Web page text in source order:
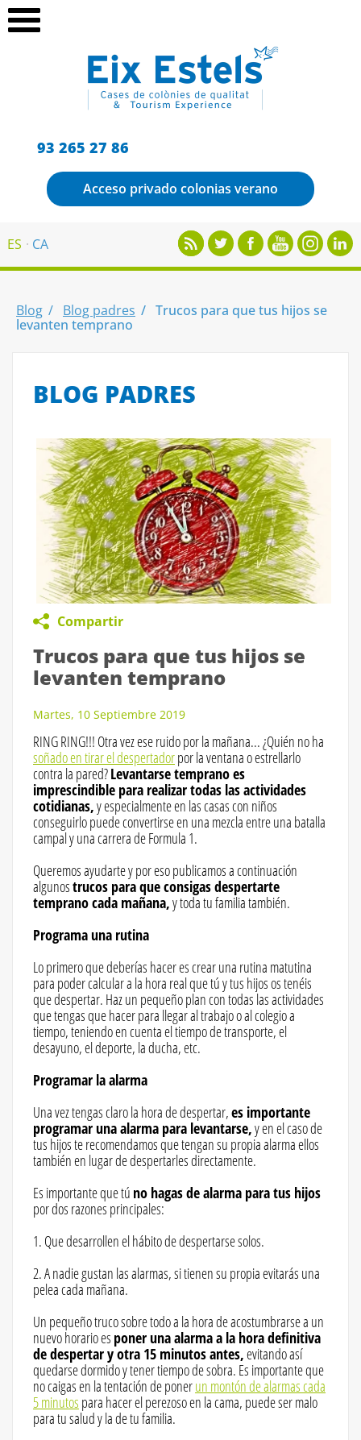
93 265 27 86
Acceso privado colonias verano
ES CA
Blog Blog padres
Trucos para que tus hijos se
levanten temprano
BLOG PADRES
Compartir
Trucos para que tus hijos se
levanten temprano
Martes, 10 Septiembre 2019
RING RING!!! Otra vez ese ruido por la mañana... ¿Quién no ha
soñado en tirar el despertadorpor la ventana o estrellarlo
contra la pared?Levantarse temprano es
imprescindible para realizar todas las actividades
cotidianas,y especialmente en las casas con niños
conseguirlo puede convertirse en una mezcla entre una batalla
campal y una carrera de Formula 1.
Queremos ayudarte y por eso publicamos a continuación
algunostrucos para que consigas despertarte
temprano cada mañana,y toda tu familia también.
Programa una rutina
Lo primero que deberías hacer es crear una rutina matutina
para poder calcular a la hora real que tú y tus hijos os tenéis
que despertar. Haz un pequeño plan con todas las actividades
que tengas que hacer para llegar al trabajo o al colegio a
tiempo, teniendo en cuenta el tiempo de transporte, el
desayuno, el deporte, la ducha, etc.
Programar la alarma
Una vez tengas claro la hora de despertar,es importante
programar una alarma para levantarse,y en el caso de
tus hijos te recomendamos que tengan su propia alarma ellos
también en lugar de despertarles directamente.
Es importante que tú no hagas de alarma para tus hijos
por dos razones principales:
1. Que desarrollen el hábito de despertarse solos.
2. A nadie gustan las alarmas, si tienen su propia evitarás una
pelea cada mañana.
Un pequeño truco sobre todo a la hora de acostumbrarse a un
nuevo horario es poner una alarma a la hora definitiva
de despertar y otra 15 minutos antes,evitando así
quedarse dormido y tener tiempo de sobra. Es importante que
no caigas en la tentación de ponerun montón de alarmas cada
5 minutos para hacer el perezoso en la cama, puede ser malo
para tu salud y la de tu familia.